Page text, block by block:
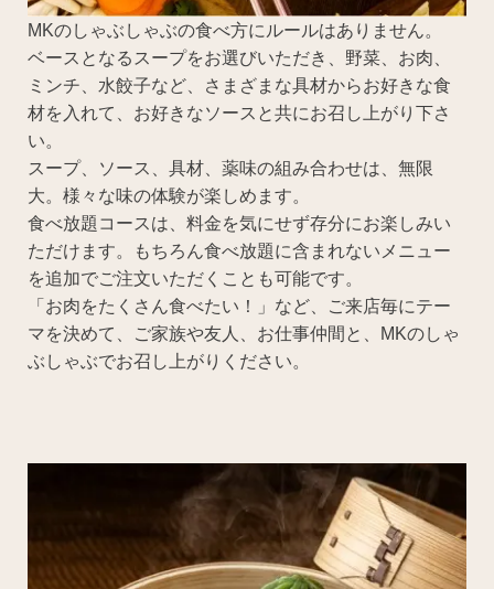
MKのしゃぶしゃぶの食べ方にルールはありません。
ベースとなるスープをお選びいただき、野菜、お肉、
ミンチ、水餃子など、さまざまな具材からお好きな食
材を入れて、お好きなソースと共にお召し上がり下さ
い。
スープ、ソース、具材、薬味の組み合わせは、無限
大。様々な味の体験が楽しめます。
食べ放題コースは、料金を気にせず存分にお楽しみい
ただけます。もちろん食べ放題に含まれないメニュー
を追加でご注文いただくことも可能です。
「お肉をたくさん食べたい！」など、ご来店毎にテー
マを決めて、ご家族や友人、お仕事仲間と、MKのしゃ
ぶしゃぶでお召し上がりください。